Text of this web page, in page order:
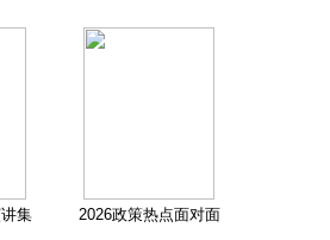
集 2026政策热点面对面